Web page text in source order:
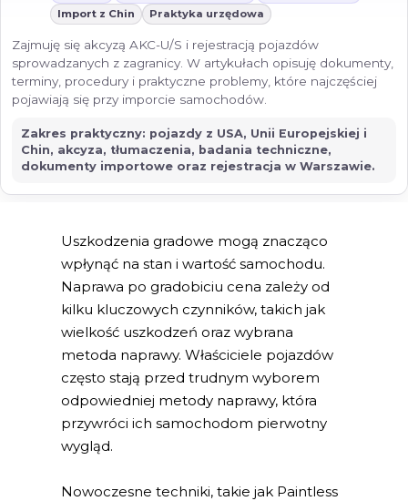
Uszkodzenia gradowe mogą znacząco
wpłynąć na stan i wartość samochodu.
Naprawa po gradobiciu cena zależy od
kilku kluczowych czynników, takich jak
wielkość uszkodzeń oraz wybrana
metoda naprawy. Właściciele pojazdów
często stają przed trudnym wyborem
odpowiedniej metody naprawy, która
przywróci ich samochodom pierwotny
wygląd.
Nowoczesne techniki, takie jak Paintless
Import z Chin
Praktyka urzędowa
Zajmuję się akcyzą AKC-U/S i rejestracją pojazdów
sprowadzanych z zagranicy. W artykułach opisuję dokumenty,
terminy, procedury i praktyczne problemy, które najczęściej
pojawiają się przy imporcie samochodów.
Zakres praktyczny: pojazdy z USA, Unii Europejskiej i
Chin, akcyza, tłumaczenia, badania techniczne,
dokumenty importowe oraz rejestracja w Warszawie.